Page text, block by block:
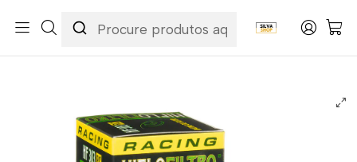
Manutenção & Consumíveis
Filtros
Filtros Óleo
Filtro Óleo Hiflofiltro - HF303RC